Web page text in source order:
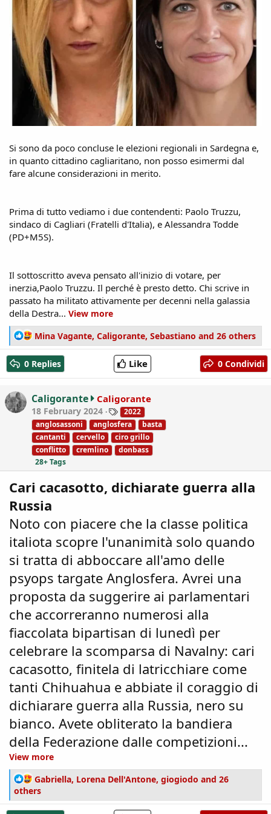
Si sono da poco concluse le elezioni regionali in Sardegna e,
in quanto cittadino cagliaritano, non posso esimermi dal
fare alcune considerazioni in merito.
Prima di tutto vediamo i due contendenti: Paolo Truzzu,
sindaco di Cagliari (Fratelli d'Italia), e Alessandra Todde
(PD+M5S).
Il sottoscritto aveva pensato all'inizio di votare, per
inerzia,Paolo Truzzu. Il perché è presto detto. Chi scrive in
passato ha militato attivamente per decenni nella galassia
della Destra... View more
R
e
a
c
t
i
o
n
s
:
Mina Vagante, Caligorante, Sebastiano and 26 others
0 Replies Like 0 Condividi
Caligorante Caligorante
18 February 2024
T
a
g
s
2022
anglosassoni
anglosfera
basta
cantanti
cervello
ciro grillo
conflitto
cremlino
donbass
28+ Tags
Cari cacasotto, dichiarate guerra alla
Russia
Noto con piacere che la classe politica
italiota scopre l'unanimità solo quando
si tratta di abboccare all'amo delle
psyops targate Anglosfera. Avrei una
proposta da suggerire ai parlamentari
che accorreranno numerosi alla
fiaccolata bipartisan di lunedì per
celebrare la scomparsa di Navalny: cari
cacasotto, finitela di latricchiare come
tanti Chihuahua e abbiate il coraggio di
dichiarare guerra alla Russia, nero su
bianco. Avete obliterato la bandiera
della Federazione dalle competizioni...
View more
R
e
a
Gabriella, Lorena Dell'Antone, giogiodo and 26
others